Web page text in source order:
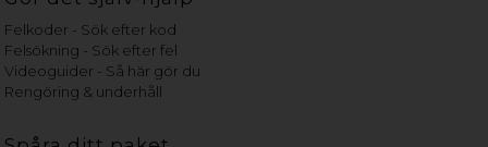
Felkoder - Sök efter kod
Felsökning - Sök efter fel
Videoguider - Så här gör du
Rengöring & underhåll